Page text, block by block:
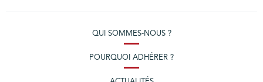
QUI SOMMES-NOUS ?
POURQUOI ADHÉRER ?